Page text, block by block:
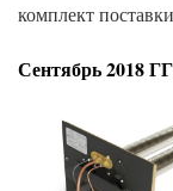
комплект
Сентябрь 2018